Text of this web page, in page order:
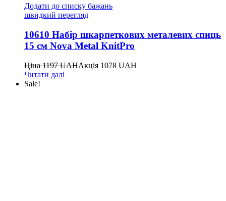
Додати до списку бажань
швидкий перегляд
10610 Набір шкарпеткових металевих спиць
15 см Nova Metal KnitPro
Ціна1197UAHАкція 1078 UAH
Читати далі
Sale!